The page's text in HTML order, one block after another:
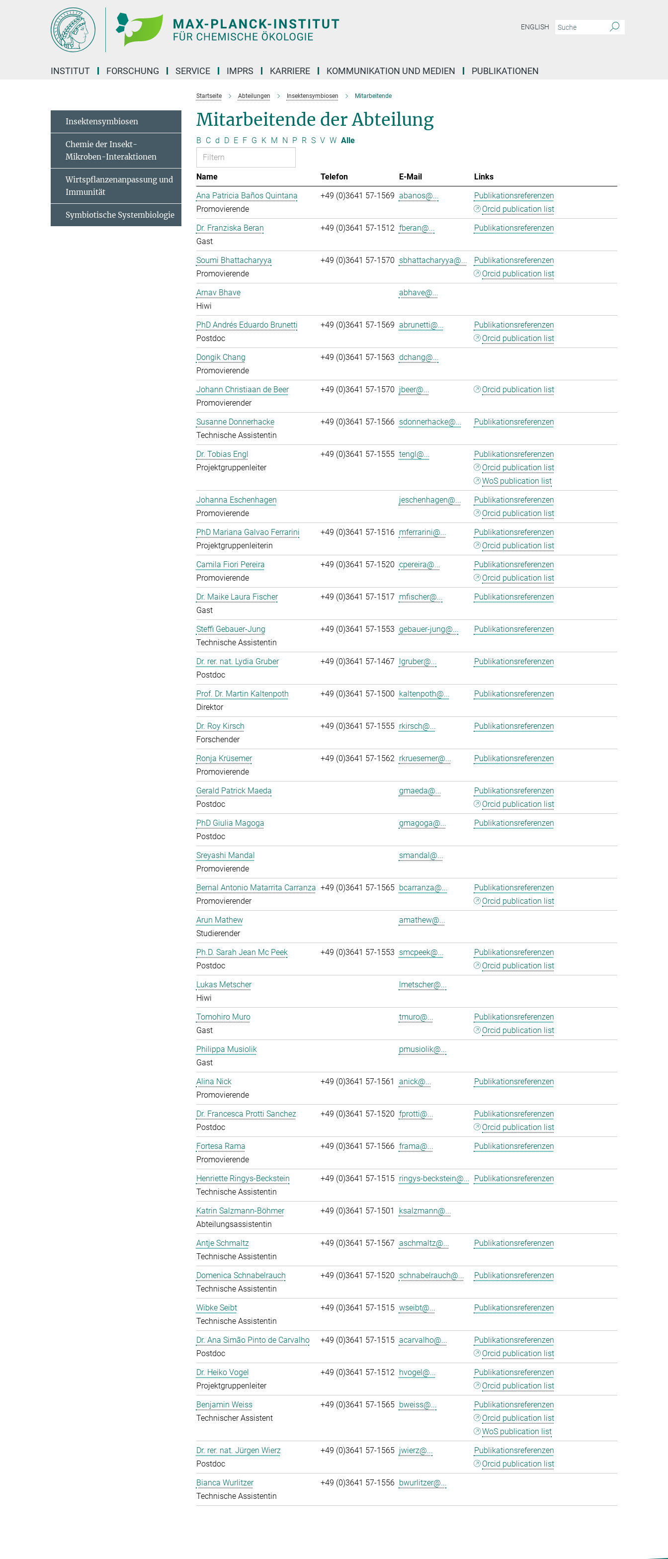
ENGLISH
INSTITUT FORSCHUNG SERVICE IMPRS KARRIERE KOMMUNIKATION UND MEDIEN PUBLIKATIONEN
Startseite Abteilungen Insektensymbiosen Mitarbeitende
Mitarbeitende der Abteilung
B C d D E F G K M N P R S V W Alle
Name Telefon E-Mail
Links
Ana Patricia Baños Quintana
Promovierende
+49 (0)3641 57-1569 abanos@...
Publikationsreferenzen
Orcid publication list
Dr. Franziska Beran
Gast
+49 (0)3641 57-1512 fberan@... Publikationsreferenzen
Soumi Bhattacharyya
Promovierende
+49 (0)3641 57-1570 sbhattacharyya@...
Publikationsreferenzen
Orcid publication list
Arnav Bhave
Hiwi
abhave@...
PhD Andrés Eduardo Brunetti
Postdoc
+49 (0)3641 57-1569 abrunetti@...
Publikationsreferenzen
Orcid publication list
Dongik Chang
Promovierende
+49 (0)3641 57-1563 dchang@...
Johann Christiaan de Beer
Promovierender
+49 (0)3641 57-1570 jbeer@... Orcid publication list
Susanne Donnerhacke
Technische Assistentin
+49 (0)3641 57-1566 sdonnerhacke@... Publikationsreferenzen
Dr. Tobias Engl
Projektgruppenleiter
+49 (0)3641 57-1555 tengl@...
Publikationsreferenzen
Orcid publication list
WoS publication list
Johanna Eschenhagen
Promovierende
jeschenhagen@...
Publikationsreferenzen
Orcid publication list
PhD Mariana Galvao Ferrarini
Projektgruppenleiterin
+49 (0)3641 57-1516 mferrarini@...
Publikationsreferenzen
Orcid publication list
Camila Fiori Pereira
Promovierende
+49 (0)3641 57-1520 cpereira@...
Publikationsreferenzen
Orcid publication list
Dr. Maike Laura Fischer
Gast
+49 (0)3641 57-1517 mfischer@... Publikationsreferenzen
Steffi Gebauer-Jung
Technische Assistentin
+49 (0)3641 57-1553 gebauer-jung@... Publikationsreferenzen
Dr. rer. nat. Lydia Gruber
Postdoc
+49 (0)3641 57-1467 lgruber@... Publikationsreferenzen
Prof. Dr. Martin Kaltenpoth
Direktor
+49 (0)3641 57-1500 kaltenpoth@... Publikationsreferenzen
Dr. Roy Kirsch
Forschender
+49 (0)3641 57-1555 rkirsch@... Publikationsreferenzen
Ronja Krüsemer
Promovierende
+49 (0)3641 57-1562 rkruesemer@... Publikationsreferenzen
Gerald Patrick Maeda
Postdoc
gmaeda@...
Publikationsreferenzen
Orcid publication list
PhD Giulia Magoga
Postdoc
gmagoga@... Publikationsreferenzen
Sreyashi Mandal
Promovierende
smandal@...
Bernal Antonio Matarrita Carranza
Promovierender
+49 (0)3641 57-1565 bcarranza@...
Publikationsreferenzen
Orcid publication list
Arun Mathew
Studierender
amathew@...
Ph.D. Sarah Jean Mc Peek
Postdoc
+49 (0)3641 57-1553 smcpeek@...
Publikationsreferenzen
Orcid publication list
Lukas Metscher
Hiwi
lmetscher@...
Tomohiro Muro
Gast
tmuro@...
Publikationsreferenzen
Orcid publication list
Philippa Musiolik
Gast
pmusiolik@...
Alina Nick
Promovierende
+49 (0)3641 57-1561 anick@... Publikationsreferenzen
Dr. Francesca Protti Sanchez
Postdoc
+49 (0)3641 57-1520 fprotti@...
Publikationsreferenzen
Orcid publication list
Fortesa Rama
Promovierende
+49 (0)3641 57-1566 frama@... Publikationsreferenzen
Henriette Ringys-Beckstein
Technische Assistentin
+49 (0)3641 57-1515 ringys-beckstein@... Publikationsreferenzen
Katrin Salzmann-Böhmer
Abteilungsassistentin
+49 (0)3641 57-1501 ksalzmann@...
Antje Schmaltz
Technische Assistentin
+49 (0)3641 57-1567 aschmaltz@... Publikationsreferenzen
Domenica Schnabelrauch
Technische Assistentin
+49 (0)3641 57-1520 schnabelrauch@... Publikationsreferenzen
Wibke Seibt
Technische Assistentin
+49 (0)3641 57-1515 wseibt@... Publikationsreferenzen
Dr. Ana Simão Pinto de Carvalho
Postdoc
+49 (0)3641 57-1515 acarvalho@...
Publikationsreferenzen
Orcid publication list
Dr. Heiko Vogel
Projektgruppenleiter
+49 (0)3641 57-1512 hvogel@...
Publikationsreferenzen
Orcid publication list
Benjamin Weiss
Technischer Assistent
+49 (0)3641 57-1565 bweiss@...
Publikationsreferenzen
Orcid publication list
WoS publication list
Dr. rer. nat. Jürgen Wierz
Postdoc
+49 (0)3641 57-1565 jwierz@...
Publikationsreferenzen
Orcid publication list
Bianca Wurlitzer
Technische Assistentin
+49 (0)3641 57-1556 bwurlitzer@...
Insektensymbiosen
Chemie der Insekt-
Mikroben-Interaktionen
Wirtspflanzenanpassung und
Immunität
Symbiotische Systembiologie